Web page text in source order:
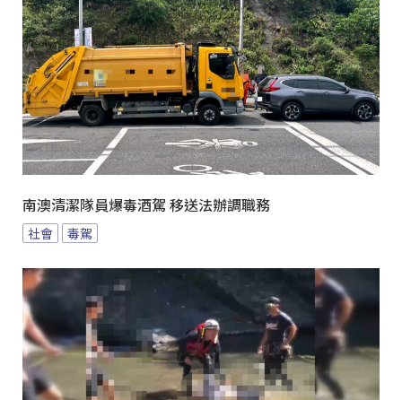
南澳清潔隊員爆毒酒駕 移送法辦調職務
社會 毒駕